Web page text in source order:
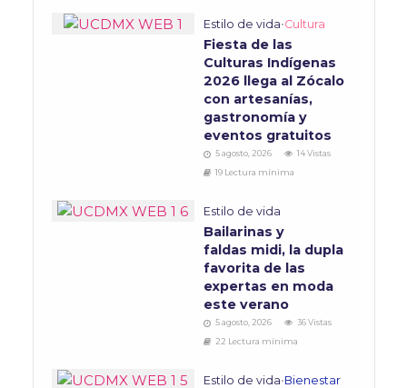
Estilo de vida•Cultura
Fiesta de las
Culturas Indígenas
2026 llega al Zócalo
con artesanías,
gastronomía y
eventos gratuitos
5 agosto, 2026
14 Vistas
19 Lectura mínima
Estilo de vida
Bailarinas y
faldas midi, la dupla
favorita de las
expertas en moda
este verano
5 agosto, 2026
36 Vistas
22 Lectura mínima
Estilo de vida•Bienestar